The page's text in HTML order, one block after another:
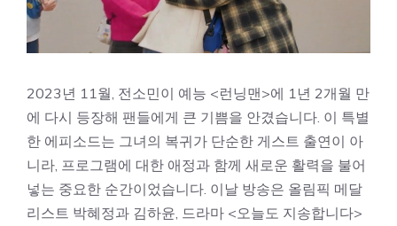
2023년 11월, 전소민이 예능 <런닝맨>에 1년 2개월 만
에 다시 등장해 팬들에게 큰 기쁨을 안겼습니다. 이 특별
한 에피소드는 그녀의 복귀가 단순한 게스트 출연이 아
니라, 프로그램에 대한 애정과 함께 새로운 활력을 불어
넣는 중요한 순간이었습니다. 이날 방송은 올림픽 메달
리스트 박혜정과 김하윤, 드라마 <오늘도 지송합니다>